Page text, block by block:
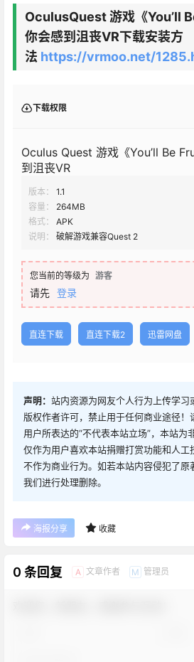
OculusQuest 游戏 《You’ll
你会感到沮丧VR下载安装方
法 https://vrmoo.net/
下载权限
Oculus Quest 游戏《You’ll Be
到沮丧VR
版本：
1.1
容量：
264MB
格式：
APK
说明：
破解游戏兼容Quest 2
您当前的等级为 游客
请先 登录
直连下载 直连下载2 迅雷网盘
声明： 站内资源为网友个人行为上传学习
版权作者许可，禁止用于任何商业途径！
用户所表达的“不代表本站立场”，本站为
仅作为用户喜欢本站捐赠打赏功能和人工
不作为商业行为。如若本站内容侵犯了原
我们进行处理删除。
海报分享 收藏
0 条回复 A 文章作者 M 管理员